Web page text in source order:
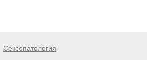
Сексопатология